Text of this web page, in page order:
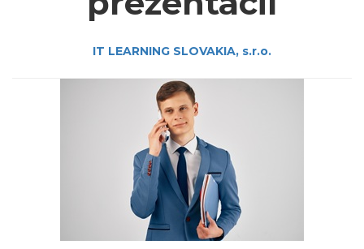
IT LEARNING SLOVAKIA, s.r.o.